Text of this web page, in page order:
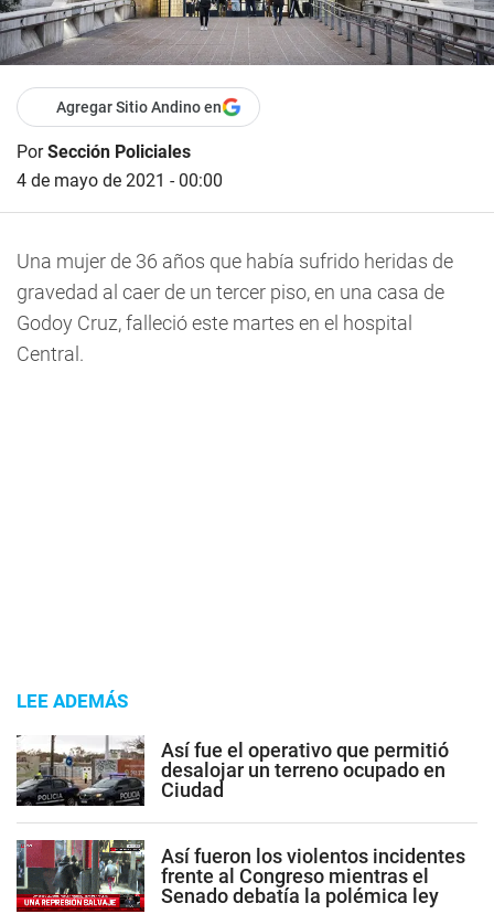
Agregar Sitio Andino en
PorSección Policiales
4 de mayo de 2021 - 00:00
Una mujer de 36 años que había sufrido heridas de
gravedad al caer de un tercer piso, en una casa de
Godoy Cruz, falleció este martes en el hospital
Central.
LEE ADEMÁS
Así fue el operativo que permitió
desalojar un terreno ocupado en
Ciudad
Así fueron los violentos incidentes
frente al Congreso mientras el
Senado debatía la polémica ley